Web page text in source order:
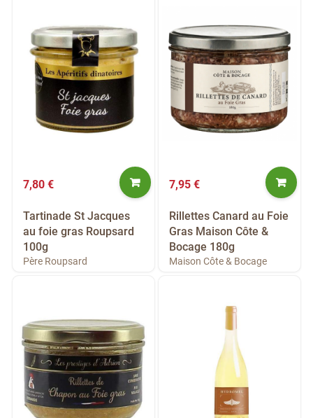
7,80 €
Tartinade St Jacques
au foie gras Roupsard
100g
Père Roupsard
7,95 €
Rillettes Canard au Foie
Gras Maison Côte &
Bocage 180g
Maison Côte & Bocage